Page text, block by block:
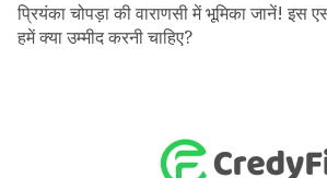
प्रियंका चोपड़ा की वाराणसी में भूमिका जानें! इस
हमें क्या उम्मीद करनी चाहिए?